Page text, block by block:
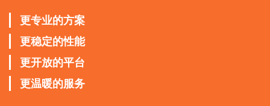
更专业的方案
更稳定的性能
更开放的平台
更温暖的服务